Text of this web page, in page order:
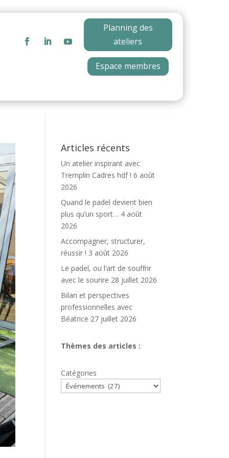
Planning des
ateliers
Espace membres
Articles récents
Un atelier inspirant avec
Tremplin Cadres hdf ! 6 août
2026
Quand le padel devient bien
plus qu’un sport… 4 août
2026
Accompagner, structurer,
réussir ! 3 août 2026
Le padel, ou l’art de souffrir
avec le sourire 28 juillet 2026
Bilan et perspectives
professionnelles avec
Béatrice 27 juillet 2026
Thèmes des articles :
Catégories